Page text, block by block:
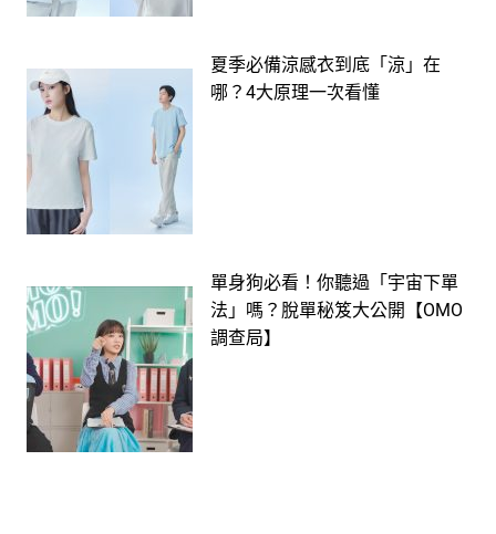
夏季必備涼感衣到底「涼」在
哪？4大原理一次看懂
單身狗必看！你聽過「宇宙下單
法」嗎？脫單秘笈大公開【OMO
調查局】